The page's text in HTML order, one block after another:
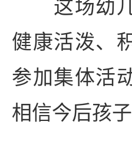
这场幼儿
健康活泼、
参加集体活
相信今后孩